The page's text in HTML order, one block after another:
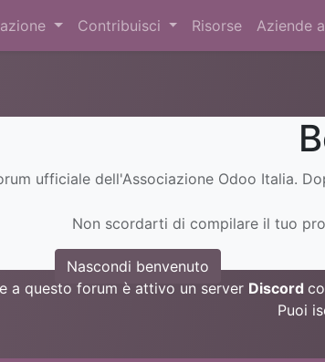
Contribuisci Risorse Aziende
ufficiale dell'Associazione Odoo Italia.
Non scordarti di compilare il tuo
Nascondi benvenuto
a questo forum è attivo un server Discord
Puoi